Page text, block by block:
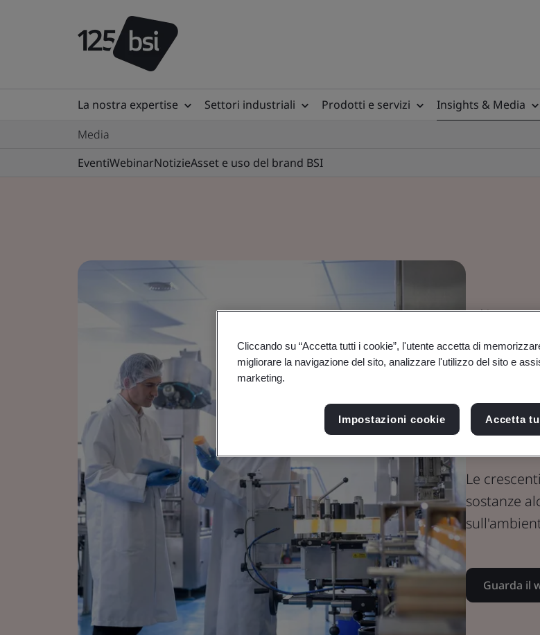
La nostra expertise Settori industriali Prodotti e servizi Insights & Media
Media
EventiWebinarNotizieAsset e uso del brand BSI
Webinar
Le
sostanze
Guarda il
Cliccando su “Accetta tutti i cookie”, l'utente accetta di
migliorare la navigazione del sito, analizzare l'utilizzo del sito e
marketing.
Impostazioni cookie Accetta